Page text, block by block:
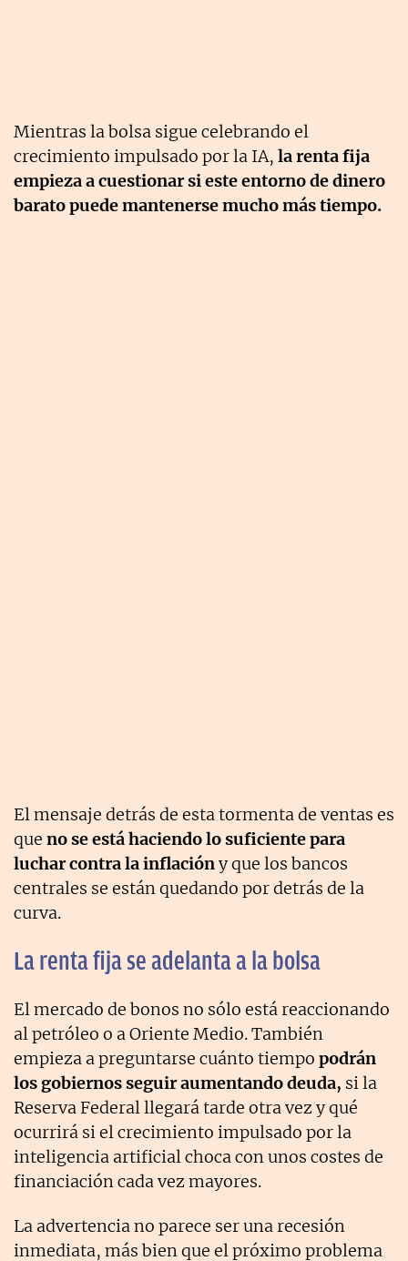
Mientras la bolsa sigue celebrando el
crecimiento impulsado por la IA, la renta fija
empieza a cuestionar si este entorno de dinero
barato puede mantenerse mucho más tiempo.
El mensaje detrás de esta tormenta de ventas es
que no se está haciendo lo suficiente para
luchar contra la inflacióny que los bancos
centrales se están quedando por detrás de la
curva.
La renta fija se adelanta a la bolsa
El mercado de bonos no sólo está reaccionando
al petróleo o a Oriente Medio. También
empieza a preguntarse cuánto tiempo podrán
los gobiernos seguir aumentando deuda, si la
Reserva Federal llegará tarde otra vez y qué
ocurrirá si el crecimiento impulsado por la
inteligencia artificial choca con unos costes de
financiación cada vez mayores.
La advertencia no parece ser una recesión
inmediata, más bien que el próximo problema